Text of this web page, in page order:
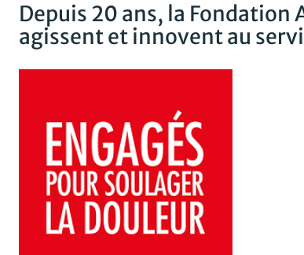
Depuis 20 ans, la Fondation
agissent et innovent au